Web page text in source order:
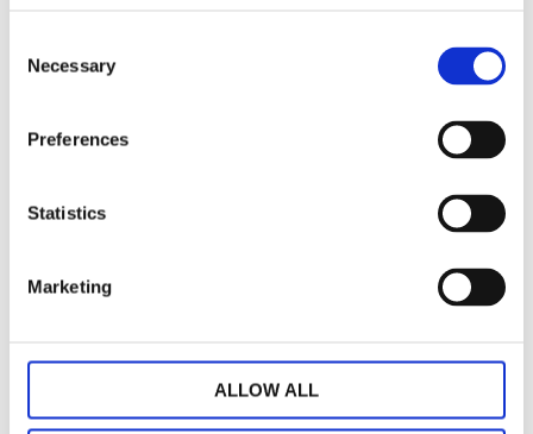
Selection
Necessary
Preferences
Statistics
Marketing
ALLOW ALL
månader, efter det görs nya tester, för att få ett
nytt certifikat. Stickprov och nya kontroller av
gränsvärden uppdateras årligen av Oeko-Tex,
Amfori BSCI
socialt ansvarstagande och hållbara arbetsvillkor
för producenter inom odling och produktion.
konventioner och FN:s principer för mänskliga
rättigheter och uppföljs och kontrolleras av
oberoende tredjepartsrevisorer. Genom vårt